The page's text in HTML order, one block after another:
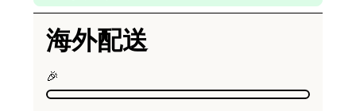
海外配送
🎉